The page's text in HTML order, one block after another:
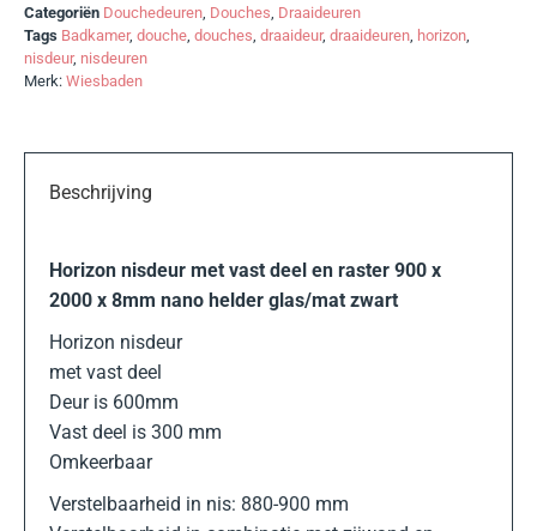
Categoriën Douchedeuren, Douches, Draaideuren
Tags Badkamer, douche, douches, draaideur, draaideuren, horizon,
nisdeur, nisdeuren
Merk: Wiesbaden
Beschrijving
Horizon nisdeur met vast deel en raster 900 x
2000 x 8mm nano helder glas/mat zwart
Horizon nisdeur
met vast deel
Deur is 600mm
Vast deel is 300 mm
Omkeerbaar
Verstelbaarheid in nis: 880-900 mm